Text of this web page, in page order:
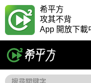
希平方
攻其不背
App 開放下載